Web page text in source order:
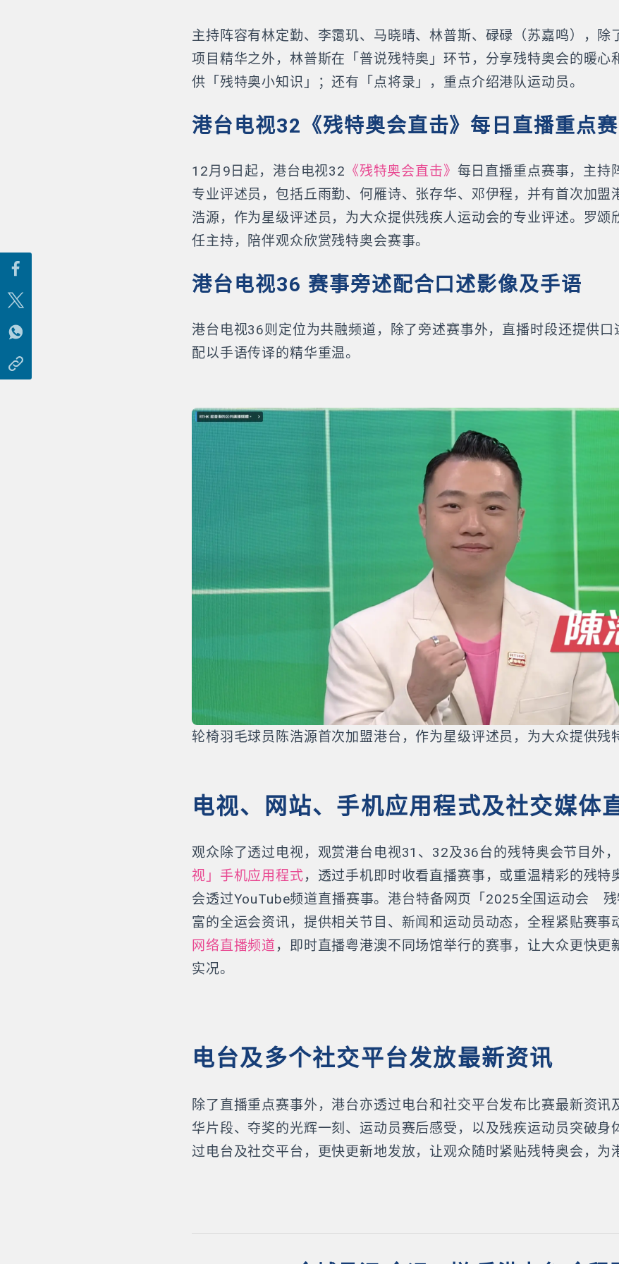
主持阵容有林定勤、李霭玑、马晓晴、林普斯、碌碌（苏嘉鸣），除
项目精华之外，林普斯在「普说残特奥」环节，分享残特奥会的暖心
供「残特奥小知识」；还有「点将录」，重点介绍港队运动员。
港台电视32《残特奥会直击》每日直播重点
12月9日起，港台电视32 《残特奥会直击》 每日直播重点赛事，主持
专业评述员，包括丘雨勤、何雁诗、张存华、邓伊程，并有首次加盟
浩源，作为星级评述员，为大众提供残疾人运动会的专业评述。罗颂
任主持，陪伴观众欣赏残特奥会赛事。
港台电视36 赛事旁述配合口述影像及手语
港台电视36则定位为共融频道，除了旁述赛事外，直播时段还提供
配以手语传译的精华重温。
轮椅羽毛球员陈浩源首次加盟港台，作为星级评述员，为大众提供残
电视、网站、手机应用程式及社交媒体
观众除了透过电视，观赏港台电视31、32及36台的残特奥会节目外
视」手机应用程式，透过手机即时收看直播赛事，或重温精彩的残特
会透过YouTube频道直播赛事。港台特备网页「2025全国运动会
富的全运会资讯，提供相关节目、新闻和运动员动态，全程紧贴赛事
网络直播频道 ，即时直播粤港澳不同场馆举行的赛事，让大众更快更
实况。
电台及多个社交平台发放最新资讯
除了直播重点赛事外，港台亦透过电台和社交平台发布比赛最新资讯
华片段、夺奖的光辉一刻、运动员赛后感受，以及残疾运动员突破身
过电台及社交平台，更快更新地发放，让观众随时紧贴残特奥会，为